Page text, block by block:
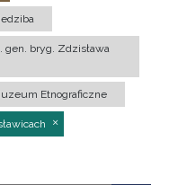
gen. bryg. Zdzisława
Etnograficzne